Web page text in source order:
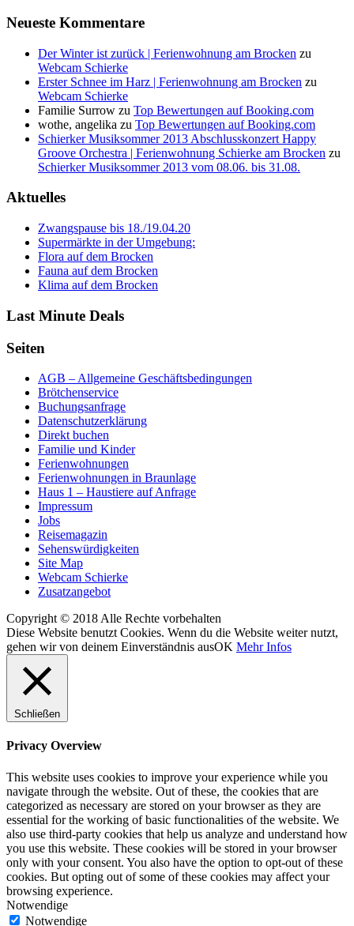
Neueste Kommentare
Der Winter ist zurück | Ferienwohnung am Brocken zu
Webcam Schierke
Erster Schnee im Harz | Ferienwohnung am Brocken zu
Webcam Schierke
Familie Surrow zu Top Bewertungen auf Booking.com
wothe, angelika zu Top Bewertungen auf Booking.com
Schierker Musiksommer 2013 Abschlusskonzert Happy
Groove Orchestra | Ferienwohnung Schierke am Brocken zu
Schierker Musiksommer 2013 vom 08.06. bis 31.08.
Aktuelles
Zwangspause bis 18./19.04.20
Supermärkte in der Umgebung:
Flora auf dem Brocken
Fauna auf dem Brocken
Klima auf dem Brocken
Last Minute Deals
Seiten
AGB – Allgemeine Geschäftsbedingungen
Brötchenservice
Buchungsanfrage
Datenschutzerklärung
Direkt buchen
Familie und Kinder
Ferienwohnungen
Ferienwohnungen in Braunlage
Haus 1 – Haustiere auf Anfrage
Impressum
Jobs
Reisemagazin
Sehenswürdigkeiten
Site Map
Webcam Schierke
Zusatzangebot
Copyright © 2018 Alle Rechte vorbehalten
Diese Website benutzt Cookies. Wenn du die Website weiter nutzt,
gehen wir von deinem Einverständnis ausOK Mehr Infos
Schließen
Privacy Overview
This website uses cookies to improve your experience while you
navigate through the website. Out of these, the cookies that are
categorized as necessary are stored on your browser as they are
essential for the working of basic functionalities of the website. We
also use third-party cookies that help us analyze and understand how
you use this website. These cookies will be stored in your browser
only with your consent. You also have the option to opt-out of these
cookies. But opting out of some of these cookies may affect your
browsing experience.
Notwendige
Notwendige